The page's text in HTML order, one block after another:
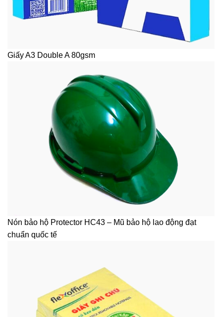
Giấy A3 Double A 80gsm
Nón bảo hộ Protector HC43 – Mũ bảo hộ lao động đạt
chuẩn quốc tế